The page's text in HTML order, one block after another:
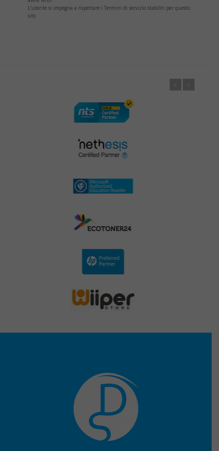
L’utente si impegna a rispettare i Termini di servizio stabiliti per questo
sito